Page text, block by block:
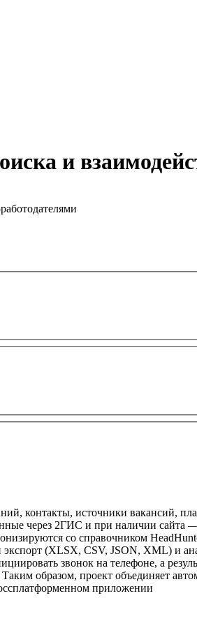
и
контакты, источники вакансий,
через 2ГИС и при наличии сайта
со справочником
(XLSX, CSV, JSON, XML) и
звонок на телефоне, а
образом, проект объединяет
приложении